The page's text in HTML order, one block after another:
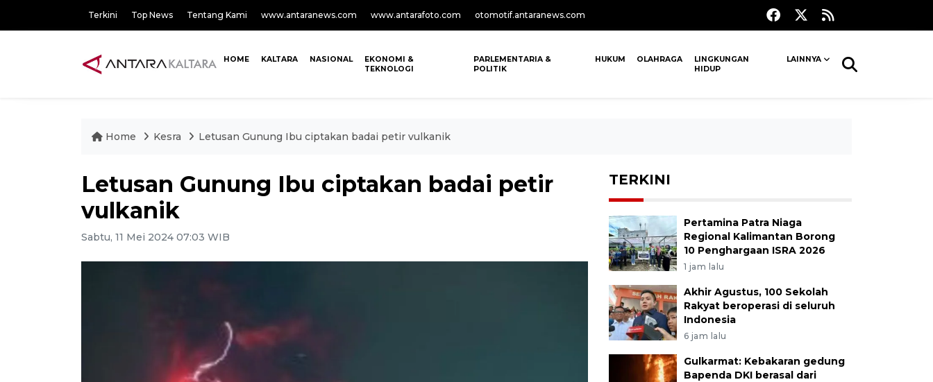
Terkini Top News Tentang Kami www.antaranews.com www.antarafoto.com otomotif.antaranews.com
HOME KALTARA NASIONAL
EKONOMI &
TEKNOLOGI
PARLEMENTARIA &
POLITIK
HUKUM OLAHRAGA
LINGKUNGAN
HIDUP
LAINNYA
Home Kesra Letusan Gunung Ibu ciptakan badai petir vulkanik
Letusan Gunung Ibu ciptakan badai petir
vulkanik
Sabtu, 11 Mei 2024 07:03 WIB
TERKINI
Pertamina Patra Niaga
Regional Kalimantan Borong
10 Penghargaan ISRA 2026
1 jam lalu
Akhir Agustus, 100 Sekolah
Rakyat beroperasi di seluruh
Indonesia
6 jam lalu
Gulkarmat: Kebakaran gedung
Bapenda DKI berasal dari